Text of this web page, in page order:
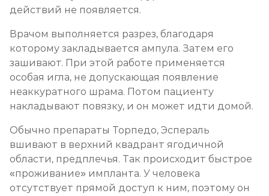
действий не появляется.
Врачом выполняется разрез, благодаря
которому закладывается ампула. Затем его
зашивают. При этой работе применяется
особая игла, не допускающая появление
неаккуратного шрама. Потом пациенту
накладывают повязку, и он может идти домой.
Обычно препараты Торпедо, Эспераль
вшивают в верхний квадрант ягодичной
области, предплечья. Так происходит быстрое
«проживание» импланта. У человека
отсутствует прямой доступ к ним, поэтому он